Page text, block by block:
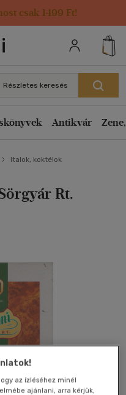
csak 1499 Ft!
Részletes keresés
Antikvár
Italok, koktélok
Rt.
az ízléséhez minél
ajánlani, arra kérjük,